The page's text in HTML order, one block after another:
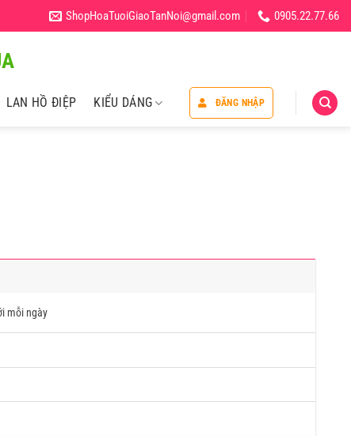
ShopHoaTuoiGiaoTanNoi@gmail.com 0905.22.77.66
LAN HỒ ĐIỆP KIỂU DÁNG ĐĂNG NHẬP
mỗi ngày